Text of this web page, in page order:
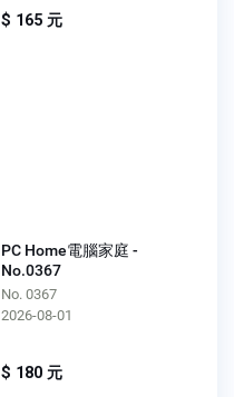
$ 165 元
PC Home電腦家庭 -
No.0367
No. 0367
2026-08-01
$ 180 元